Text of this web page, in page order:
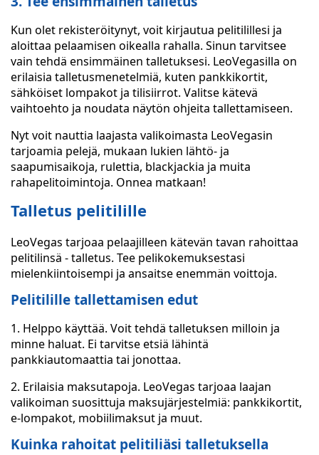
Kun olet rekisteröitynyt, voit kirjautua pelitilillesi ja
aloittaa pelaamisen oikealla rahalla. Sinun tarvitsee
vain tehdä ensimmäinen talletuksesi. LeoVegasilla on
erilaisia talletusmenetelmiä, kuten pankkikortit,
sähköiset lompakot ja tilisiirrot. Valitse kätevä
vaihtoehto ja noudata näytön ohjeita tallettamiseen.
Nyt voit nauttia laajasta valikoimasta LeoVegasin
tarjoamia pelejä, mukaan lukien lähtö- ja
saapumisaikoja, rulettia, blackjackia ja muita
rahapelitoimintoja. Onnea matkaan!
Talletus pelitilille
LeoVegas tarjoaa pelaajilleen kätevän tavan rahoittaa
pelitilinsä - talletus. Tee pelikokemuksestasi
mielenkiintoisempi ja ansaitse enemmän voittoja.
Pelitilille tallettamisen edut
1. Helppo käyttää. Voit tehdä talletuksen milloin ja
minne haluat. Ei tarvitse etsiä lähintä
pankkiautomaattia tai jonottaa.
2. Erilaisia maksutapoja. LeoVegas tarjoaa laajan
valikoiman suosittuja maksujärjestelmiä: pankkikortit,
e-lompakot, mobiilimaksut ja muut.
Kuinka rahoitat pelitiliäsi talletuksella